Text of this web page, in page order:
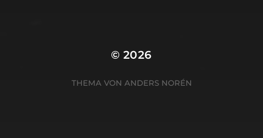
© 2026
THEMA VON ANDERS NORÉN